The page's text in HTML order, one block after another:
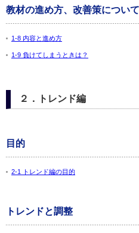
教材の進め方、改善策について
1-8 内容と進め方
1-9 負けてしまうときは？
２．トレンド編
目的
2-1 トレンド編の目的
トレンドと調整